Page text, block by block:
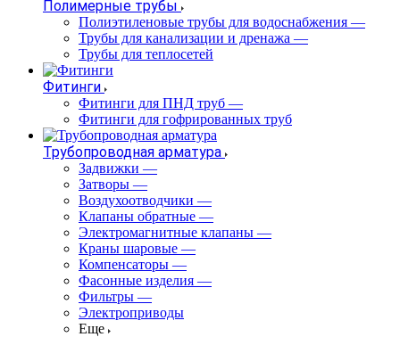
Полимерные трубы
Полиэтиленовые трубы для водоснабжения —
Трубы для канализации и дренажа —
Трубы для теплосетей
Фитинги
Фитинги для ПНД труб —
Фитинги для гофрированных труб
Трубопроводная арматура
Задвижки —
Затворы —
Воздухоотводчики —
Клапаны обратные —
Электромагнитные клапаны —
Краны шаровые —
Компенсаторы —
Фасонные изделия —
Фильтры —
Электроприводы
Еще